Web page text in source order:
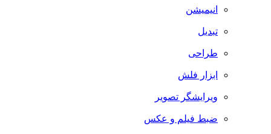
انیمیشن
طراحی
ابزار فلش
ویرایشگر تصویر
ضبط فيلم و عكس